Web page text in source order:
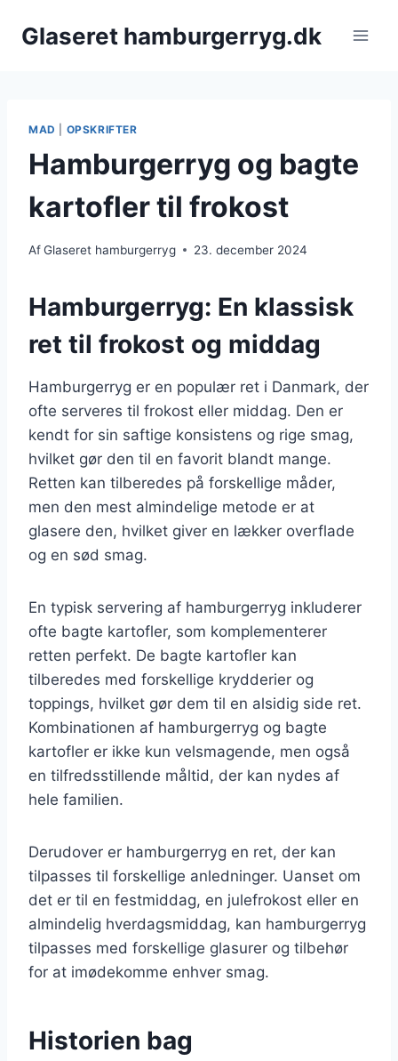
Glaseret hamburgerryg.dk
MAD OPSKRIFTER
Hamburgerryg og bagte
kartofler til frokost
AfGlaseret hamburgerryg 23. december 2024
Hamburgerryg: En klassisk
ret til frokost og middag
Hamburgerryg er en populær ret i Danmark, der
ofte serveres til frokost eller middag. Den er
kendt for sin saftige konsistens og rige smag,
hvilket gør den til en favorit blandt mange.
Retten kan tilberedes på forskellige måder,
men den mest almindelige metode er at
glasere den, hvilket giver en lækker overflade
og en sød smag.
En typisk servering af hamburgerryg inkluderer
ofte bagte kartofler, som komplementerer
retten perfekt. De bagte kartofler kan
tilberedes med forskellige krydderier og
toppings, hvilket gør dem til en alsidig side ret.
Kombinationen af hamburgerryg og bagte
kartofler er ikke kun velsmagende, men også
en tilfredsstillende måltid, der kan nydes af
hele familien.
Derudover er hamburgerryg en ret, der kan
tilpasses til forskellige anledninger. Uanset om
det er til en festmiddag, en julefrokost eller en
almindelig hverdagsmiddag, kan hamburgerryg
tilpasses med forskellige glasurer og tilbehør
for at imødekomme enhver smag.
Historien bag